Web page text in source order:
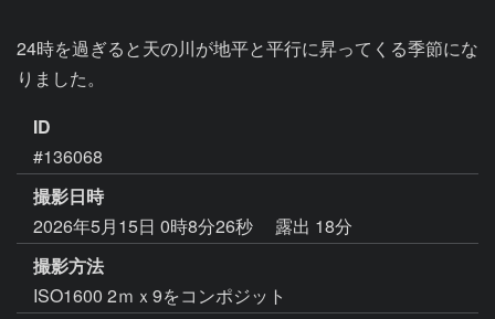
24時を過ぎると天の川が地平と平行に昇ってくる季節にな
りました。
ID
#136068
撮影日時
2026年5月15日 0時8分26秒
露出 18分
撮影方法
ISO1600 2ｍｘ9をコンポジット